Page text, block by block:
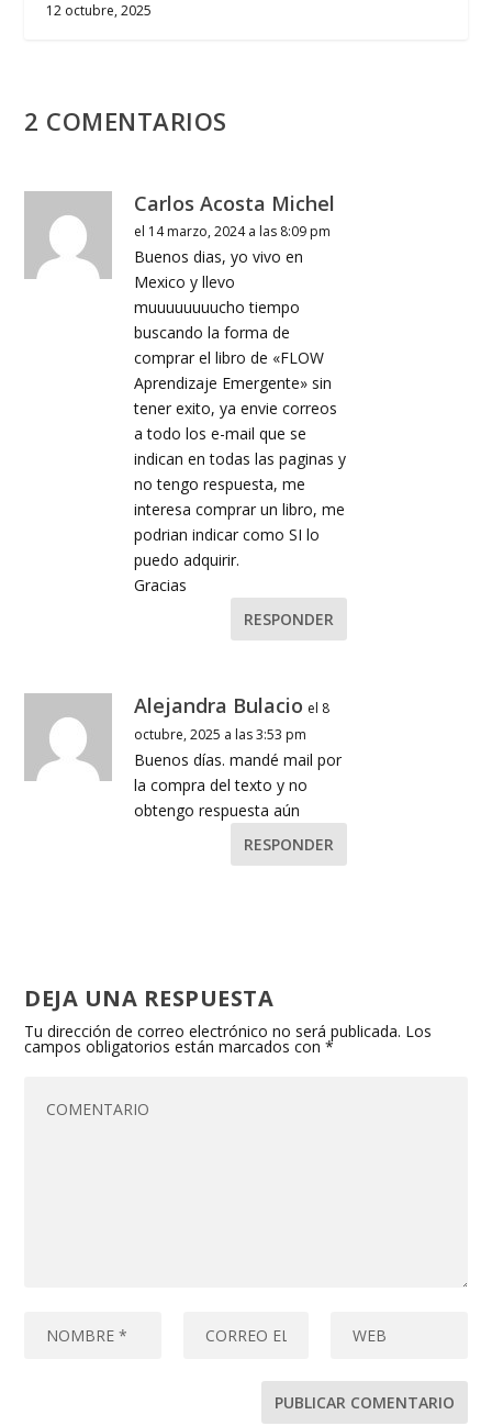
12 octubre, 2025
2 COMENTARIOS
Carlos Acosta Michel
el 14 marzo, 2024 a las 8:09 pm
Buenos dias, yo vivo en
Mexico y llevo
muuuuuuuucho tiempo
buscando la forma de
comprar el libro de «FLOW
Aprendizaje Emergente» sin
tener exito, ya envie correos
a todo los e-mail que se
indican en todas las paginas y
no tengo respuesta, me
interesa comprar un libro, me
podrian indicar como SI lo
puedo adquirir.
Gracias
RESPONDER
Alejandra Bulacio el 8
octubre, 2025 a las 3:53 pm
Buenos días. mandé mail por
la compra del texto y no
obtengo respuesta aún
RESPONDER
DEJA UNA RESPUESTA
Tu dirección de correo electrónico no será publicada. Los
campos obligatorios están marcados con*